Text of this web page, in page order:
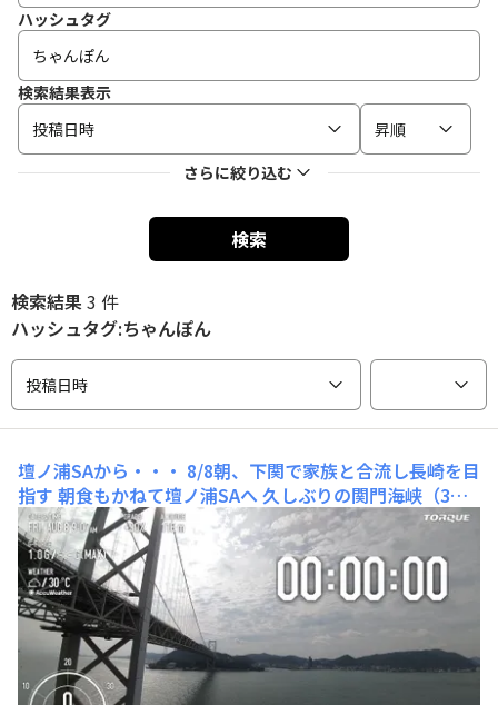
ハッシュタグ
検索結果表示
投稿日時
昇順
さらに絞り込む
検索
検索結果3 件
ハッシュタグ:ちゃんぽん
投稿日時
壇ノ浦SAから・・・ 8/8朝、下関で家族と合流し長崎を目
指す 朝食もかねて壇ノ浦SAへ 久しぶりの関門海峡（3日
後ここが大変なことになるんですよね） ここでまあまあ
食べてしまったせいか、福岡に入って古賀SAに行ったと
きに「一蘭」があったのに気付いたが、まだおなかがいっ
ぱいで食べれなかったん